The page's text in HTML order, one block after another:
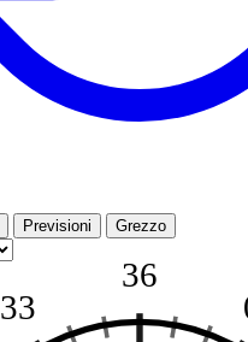
Previsioni Grezzo
36
33